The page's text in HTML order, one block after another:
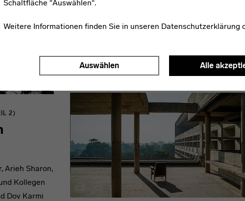
Schaltfläche "Auswählen".
Weitere Informationen finden Sie in unseren Datenschutzerklärung
Auswählen Alle
2)
Arieh Sharon,
Kollegen
Dov Karmi
College of Art, nicht nur die Folge überforderter
einer kulturellen Egozentrik im Rahmen unserer